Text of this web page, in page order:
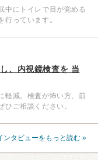
中にトイレで目が覚める
行っています。
、内視鏡検査を 当
軽減。検査が怖い方、前
ひご相談ください。
ンタビューをもっと読む »